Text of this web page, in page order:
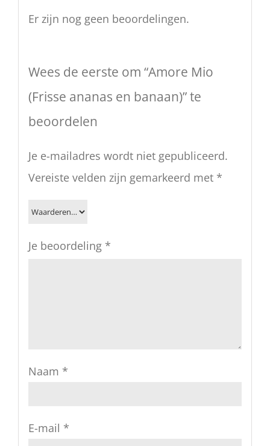
Er zijn nog geen beoordelingen.
Wees de eerste om “Amore Mio
(Frisse ananas en banaan)” te
beoordelen
Je e-mailadres wordt niet gepubliceerd.
Vereiste velden zijn gemarkeerd met *
Je beoordeling *
Naam *
E-mail *